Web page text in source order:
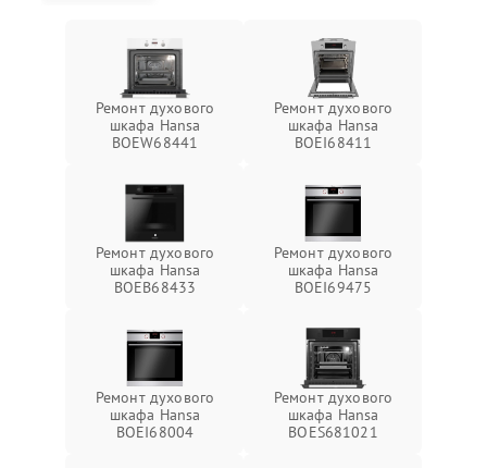
Ремонт духового
шкафа Hansa
BOEW68441
Ремонт духового
шкафа Hansa
BOEI68411
Ремонт духового
шкафа Hansa
BOEB68433
Ремонт духового
шкафа Hansa
BOEI69475
Ремонт духового
шкафа Hansa
BOEI68004
Ремонт духового
шкафа Hansa
BOES681021